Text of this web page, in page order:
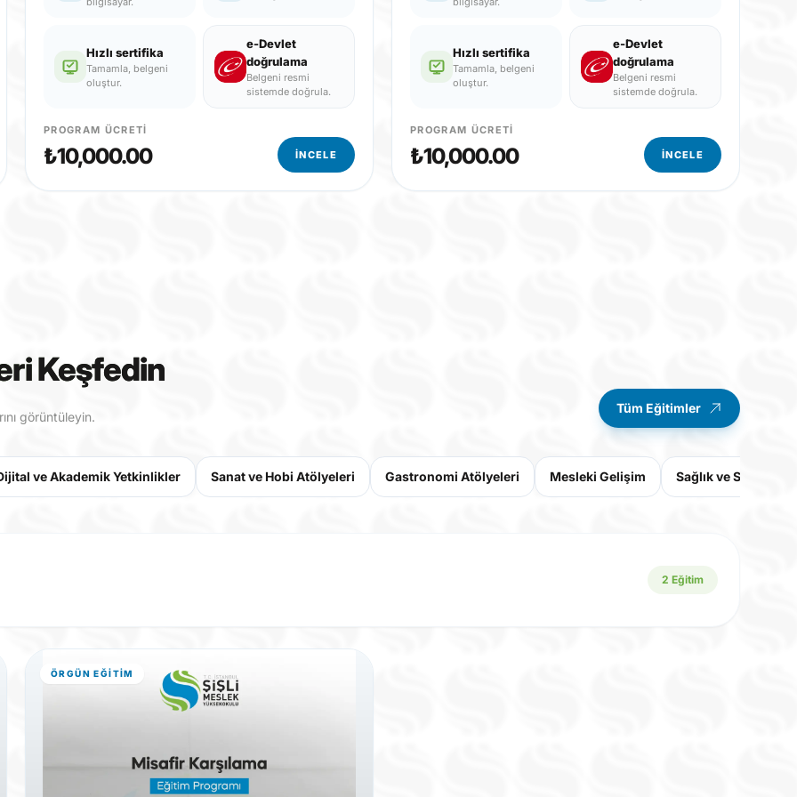
Hızlı sertifika
Tamamla, belgeni
oluştur.
e-Devlet
doğrulama
Belgeni resmi
sistemde doğrula.
PROGRAM ÜCRETI
₺10,000.00 İNCELE
Hızlı sertifika
Tamamla, belgeni
oluştur.
e-Devlet
doğrulama
Belgeni resmi
sistemde doğrula.
PROGRAM ÜCRETI
₺750.00 İNCELE
Keşfedin
görüntüleyin.
Tüm Eğitimler
ve Akademik Yetkinlikler Sanat ve Hobi Atölyeleri Gastronomi Atölyeleri Mesleki Gelişim Sağlık ve Spor
2 Eğitim
ÖRGÜN EĞITIM